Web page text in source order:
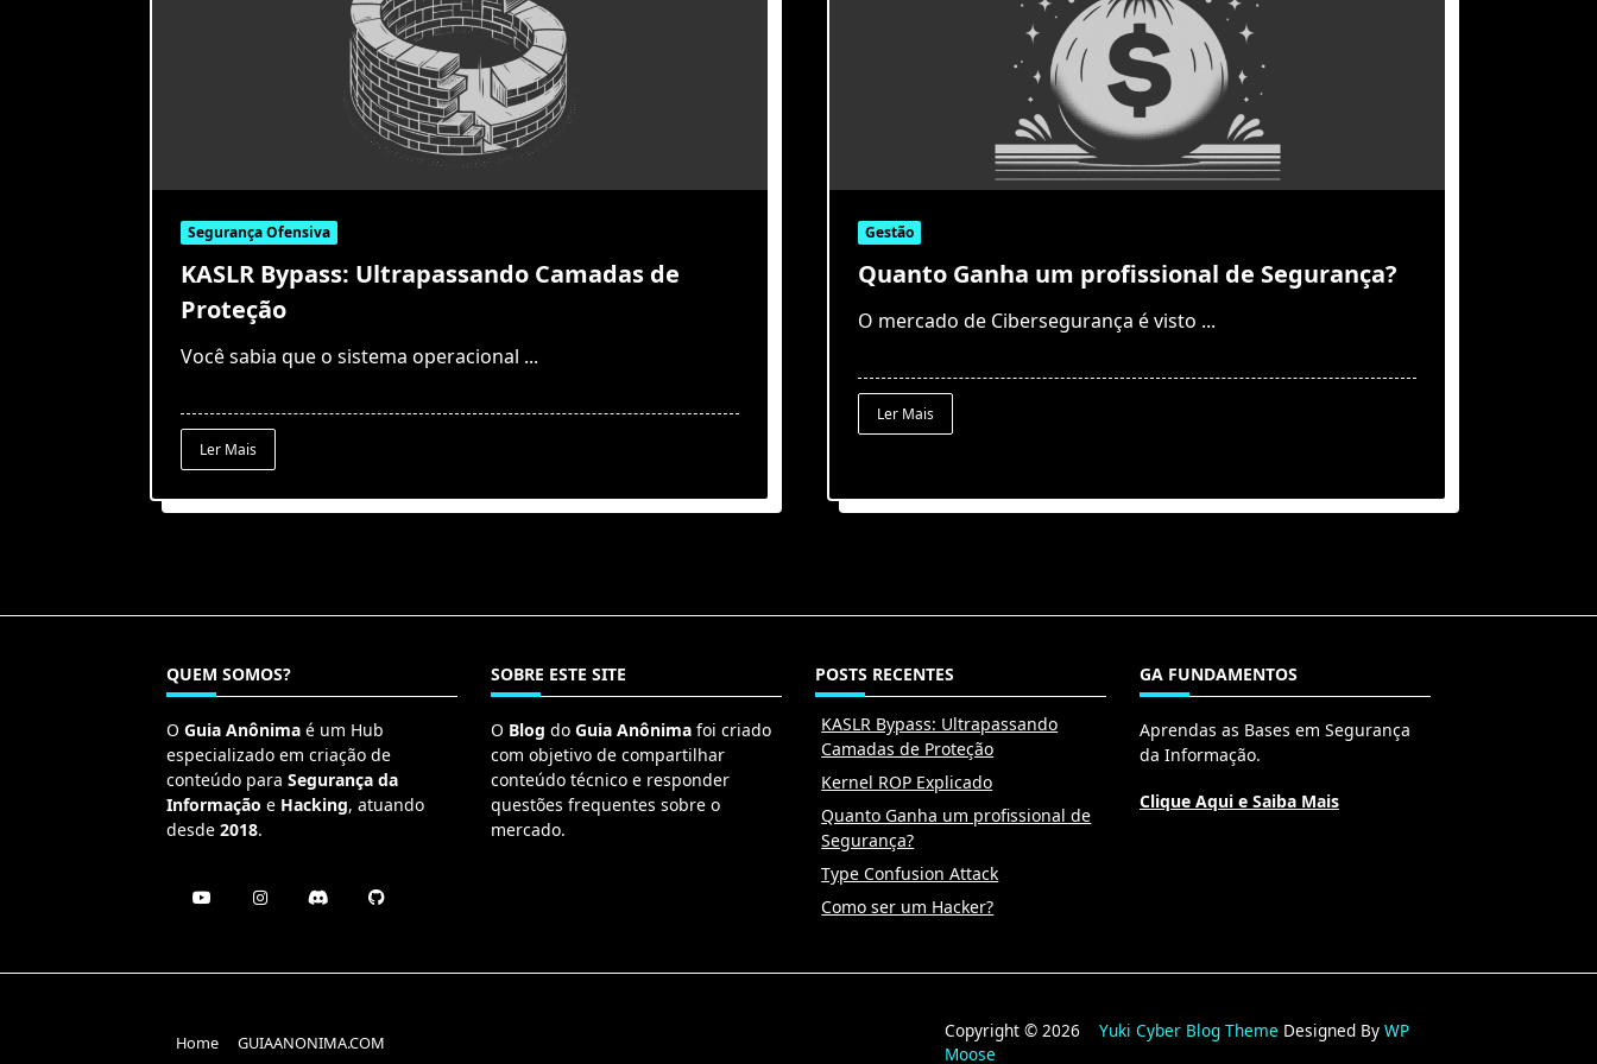
Segurança Ofensiva
KASLR Bypass: Ultrapassando Camadas de
Proteção
Você sabia que o sistema operacional ...
Ler Mais
Gestão
Quanto Ganha um profissional de Segurança?
O mercado de Cibersegurança é visto ...
Ler Mais
QUEM SOMOS?
O Guia Anônima é um Hub
especializado em criação de
conteúdo para Segurança da
Informação e Hacking, atuando
desde 2018.
SOBRE ESTE SITE
O Blog do Guia Anônima foi criado
com objetivo de compartilhar
conteúdo técnico e responder
questões frequentes sobre o
mercado.
POSTS RECENTES
KASLR Bypass: Ultrapassando
Camadas de Proteção
Kernel ROP Explicado
Quanto Ganha um profissional de
Segurança?
Type Confusion Attack
Como ser um Hacker?
GA FUNDAMENTOS
Aprendas as Bases em Segurança
da Informação.
Clique Aqui e Saiba Mais
Home GUIAANONIMA.COM
Copyright © 2026Yuki Cyber Blog Theme Designed ByWP
Moose